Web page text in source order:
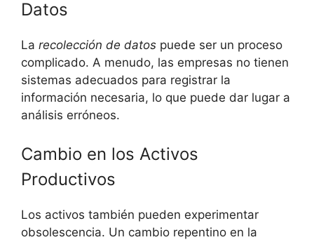
Datos
La recolección de datos puede ser un proceso
complicado. A menudo, las empresas no tienen
sistemas adecuados para registrar la
información necesaria, lo que puede dar lugar a
análisis erróneos.
Cambio en los Activos
Productivos
Los activos también pueden experimentar
obsolescencia. Un cambio repentino en la